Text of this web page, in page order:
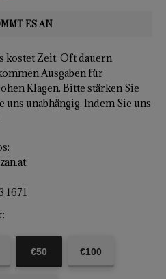
ES AN
kostet Zeit. Oft dauern
Ausgaben für
Klagen. Bitte stärken Sie
uns unabhängig. Indem Sie uns
1671
€50 €100